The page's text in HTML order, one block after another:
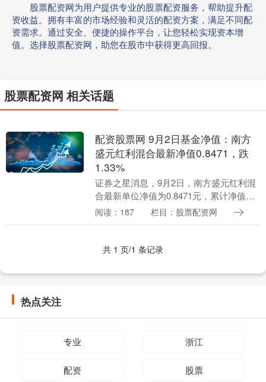
股票配资网为用户提供专业的股票配资服务，帮助提升配
资收益。拥有丰富的市场经验和灵活的配资方案，满足不同配
资需求。通过安全、便捷的操作平台，让您轻松实现资本增
值。选择股票配资网，助您在股市中获得更高回报。
股票配资网 相关话题
配资股票网 9月2日基金净值：南方
盛元红利混合最新净值0.8471，跌
1.33%
证券之星消息，9月2日，南方盛元红利混
合最新单位净值为0.8471元，累计净值为
1.7706元，较前一交易日下跌1.33%。历
阅读：187 栏目：股票配资网
共 1 页/1 条记录
热点关注
专业 浙江
配资 股票